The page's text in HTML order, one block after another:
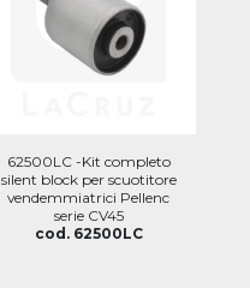
62500LC -Kit completo
silent block per scuotitore
vendemmiatrici Pellenc
serie CV45
cod. 62500LC